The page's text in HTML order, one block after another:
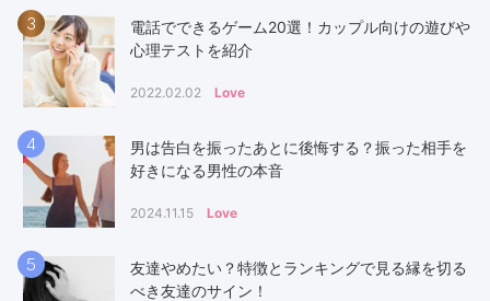
3
電話でできるゲーム20選！カップル向けの遊びや
心理テストを紹介
2022.02.02 Love
4
男は告白を振ったあとに後悔する？振った相手を
好きになる男性の本音
2024.11.15 Love
5
友達やめたい？特徴とランキングで見る縁を切る
べき友達のサイン！